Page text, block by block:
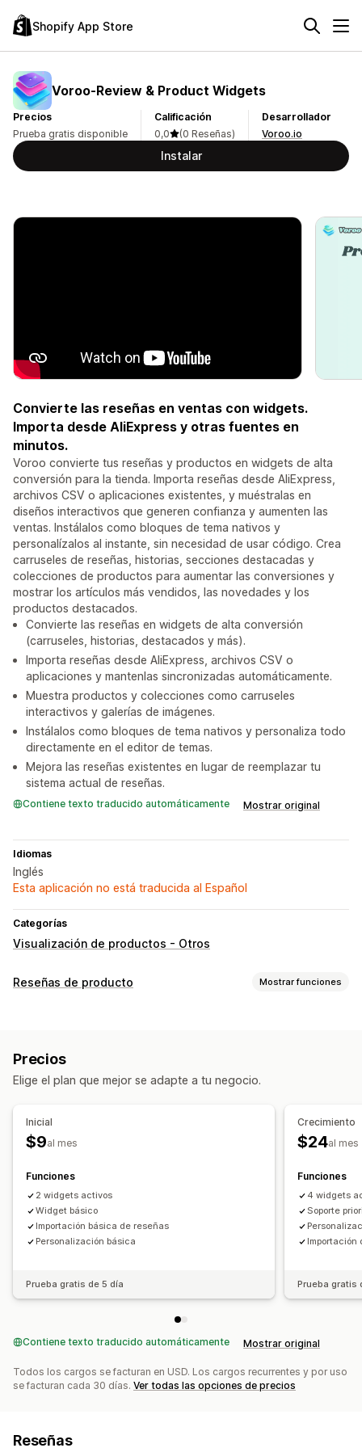
Shopify App Store
Voroo‑Review & Product Widgets
Precios
Prueba gratis disponible
Calificación
0,0
(0 Reseñas)
Desarrollador
Voroo.io
Instalar
Convierte las reseñas en ventas con widgets.
Importa desde AliExpress y otras fuentes en
minutos.
Voroo convierte tus reseñas y productos en widgets de alta
conversión para la tienda. Importa reseñas desde AliExpress,
archivos CSV o aplicaciones existentes, y muéstralas en
diseños interactivos que generen confianza y aumenten las
ventas. Instálalos como bloques de tema nativos y
personalízalos al instante, sin necesidad de usar código. Crea
carruseles de reseñas, historias, secciones destacadas y
colecciones de productos para aumentar las conversiones y
mostrar los artículos más vendidos, las novedades y los
productos destacados.
Convierte las reseñas en widgets de alta conversión
(carruseles, historias, destacados y más).
Importa reseñas desde AliExpress, archivos CSV o
aplicaciones y mantenlas sincronizadas automáticamente.
Muestra productos y colecciones como carruseles
interactivos y galerías de imágenes.
Instálalos como bloques de tema nativos y personaliza todo
directamente en el editor de temas.
Mejora las reseñas existentes en lugar de reemplazar tu
sistema actual de reseñas.
Contiene texto traducido automáticamente Mostrar original
Idiomas
Inglés
Esta aplicación no está traducida al Español
Categorías
Visualización de productos - Otros
Reseñas de producto Mostrar funciones
Página de todas las reseñas
Precios
Elige el plan que mejor se adapte a tu negocio.
Inicial
$9al mes
Funciones
2 widgets activos
Widget básico
Importación básica de reseñas
Personalización básica
Prueba gratis de 5 día
Crecimiento
$24al mes
Funciones
4 widgets
Soporte
Importación
Prueba gratis
Contiene texto traducido automáticamente Mostrar original
Todos los cargos se facturan en USD. Los cargos recurrentes y por uso
se facturan cada 30 días. Ver todas las opciones de precios
Reseñas